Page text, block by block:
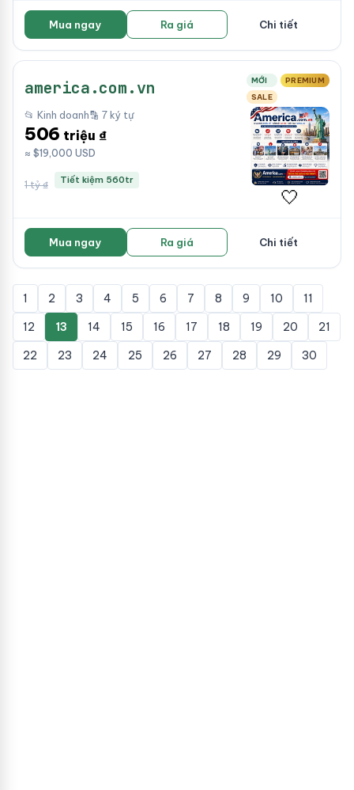
Mua ngay Ra giá Chi tiết
america.com.vn MỚI
PREMIUM
SALE
📂 Kinh doanh🔡 7 ký tự
506 triệu ₫
≈ $19,000 USD
1 tỷ ₫ Tiết kiệm 560tr
🤍
Mua ngay Ra giá Chi tiết
1 2 3 4 5 6 7 8 9 10
11
12
13 14 15 16 17 18 19 20
21
22
23 24 25 26 27 28 29 30